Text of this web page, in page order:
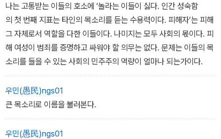
나는 고통받는 이들의 호소에 ‘놀라는 이들이 싫다. 인간 성숙함
의 첫 번째 지표는 타인의 목소리를 듣는 수용력이다. 피해자‘는 피해
그 자체로서 역할을 다한 이들이다. 나미지는 모두 사회의 몫이다. 피
해 여성이 범죄를 증명하고 싸워야 할 의무는 없다. 문제는 이들의 목
소리를 들을 수 있는 사회의 민주주의 역량이 얼마나 되는가이다.
우민(愚民)ngs01
큰 목소리로 이름을 불러본다.
우민(愚民)ngs01